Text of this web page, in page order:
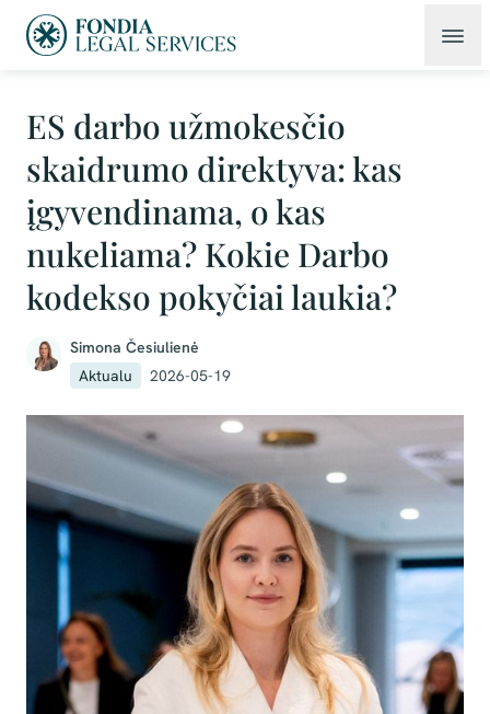
ES darbo užmokesčio
skaidrumo direktyva: kas
įgyvendinama, o kas
nukeliama? Kokie Darbo
kodekso pokyčiai laukia?
Simona Česiulienė
Aktualu
2026-05-19